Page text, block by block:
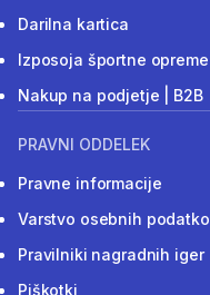
Darilna kartica
Izposoja športne opreme
Nakup na podjetje | B2B
PRAVNI ODDELEK
Pravne informacije
Varstvo osebnih
Pravilniki nagradnih iger
Piškotki